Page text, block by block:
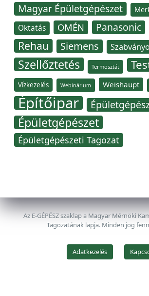
Magyar Épületgépészet
Oktatás OMÉN Panasonic
Rehau Siemens
Szellőztetés Termosztát
Vízkezelés Webinárium Weishaupt
Építőipar
Épületgépészet
Épületgépészeti Tagozat
Az E-GÉPÉSZ szaklap a Magyar Mérnöki
Tagozatának lapja. Minden jog
Adatkezelés